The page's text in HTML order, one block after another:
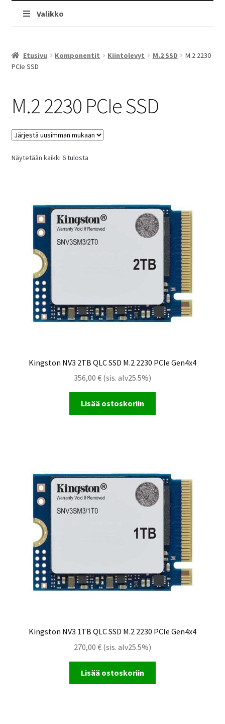
Valikko
Etusivu Komponentit Kiintolevyt M.2 SSD
M.2 2230
PCIe SSD
M.2 2230 PCIe SSD
Näytetään kaikki 6 tulostaSorted
Kingston NV3 2TB QLC SSD M.2 2230 PCIe Gen4x4
356,00 € (sis. alv25.5%)
Lisää ostoskoriin
Kingston NV3 1TB QLC SSD M.2 2230 PCIe Gen4x4
270,00 € (sis. alv25.5%)
Lisää ostoskoriin